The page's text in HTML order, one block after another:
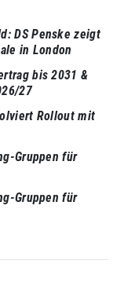
DS Penske zeigt
in London
bis 2031 &
27
Rollout mit
Gruppen für
Gruppen für